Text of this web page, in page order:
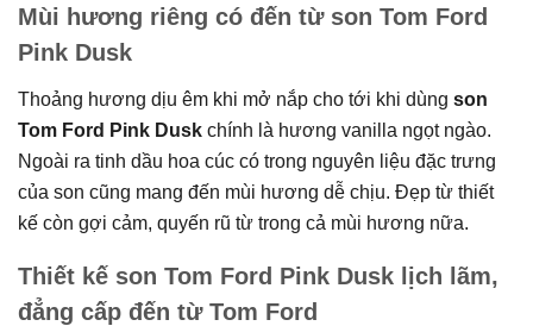
Mùi hương riêng có đến từ son Tom Ford
Pink Dusk
Thoảng hương dịu êm khi mở nắp cho tới khi dùng son
Tom Ford Pink Dusk chính là hương vanilla ngọt ngào.
Ngoài ra tinh dầu hoa cúc có trong nguyên liệu đặc trưng
của son cũng mang đến mùi hương dễ chịu. Đẹp từ thiết
kế còn gợi cảm, quyến rũ từ trong cả mùi hương nữa.
Thiết kế son Tom Ford Pink Dusk lịch lãm,
đẳng cấp đến từ Tom Ford